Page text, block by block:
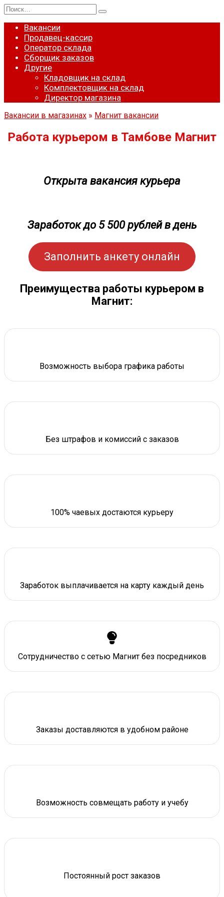
Перейти
к
содержанию
Search
for:
Вакансии
Продавец-кассир
Оператор склада
Сборщик заказов
Другие
Кладовщик на склад
Комплектовщик на склад
Директор магазина
Вакансии в магазинах » Магнит вакансии
Работа курьером в Тамбове Магнит
Открыта вакансия курьера
Заработок до 5 500 рублей в день
Заполнить анкету онлайн
Преимущества работы курьером в
Магнит:
Возможность выбора графика работы
Без штрафов и комиссий с заказов
100% чаевых достаются курьеру
Заработок выплачивается на карту каждый день
Сотрудничество с сетью Магнит без посредников
Заказы доставляются в удобном районе
Возможность совмещать работу и учебу
Постоянный рост заказов